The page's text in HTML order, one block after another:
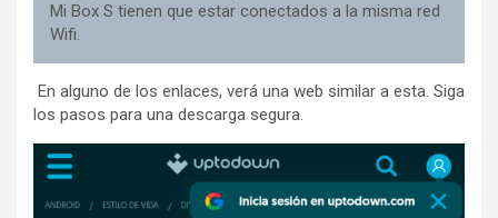
Mi Box S tienen que estar conectados a la misma red
Wifi.
En alguno de los enlaces, verá una web similar a esta. Siga
los pasos para una descarga segura.